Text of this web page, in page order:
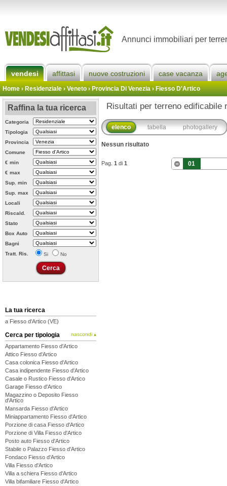
Annunci immobiliari per
vendesi affittasi nuove costruzioni case vacanza
Home› Residenziale › Veneto ›Provincia Di Venezia›Fiesso D'Artico
Raffina la tua ricerca
Categoria
Tipologia
Provincia
Comune
€ min
€ max
Sup. min
Sup. max
Locali
Riscald.
Stato
Box Auto
Bagni
Tratt. Ris.
Si No
La tua ricerca
a Fiesso d'Artico (VE)
Cerca per tipologia nascondi ▴
Appartamento Fiesso d'Artico
Attico Fiesso d'Artico
Casa colonica Fiesso d'Artico
Casa indipendente Fiesso d'Artico
Casale o Rustico Fiesso d'Artico
Garage Fiesso d'Artico
Magazzino o Deposito Fiesso
d'Artico
Mansarda Fiesso d'Artico
Miniappartamento Fiesso d'Artico
Porzione di casa Fiesso d'Artico
Porzione di Villa Fiesso d'Artico
Posto auto Fiesso d'Artico
Stabile o Palazzo Fiesso d'Artico
Fondaco Fiesso d'Artico
Villa Fiesso d'Artico
Villa a schiera Fiesso d'Artico
Villa bifamiliare Fiesso d'Artico
Risultati per terreno edificabile
elenco tabella photogallery
Nessun risultato
Pag. 1 di 1 01